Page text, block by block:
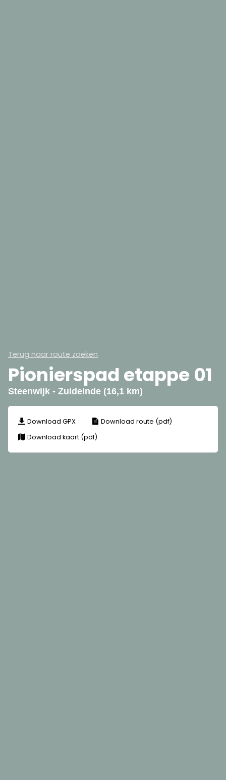
Terug naar route zoeken
Pionierspad etappe 01
Steenwijk - Zuideinde (16,1 km)
Download GPX
Download route (pdf)
Download kaart (pdf)